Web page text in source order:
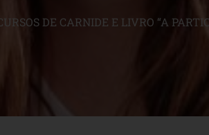
DE CARNIDE E LIVRO “A